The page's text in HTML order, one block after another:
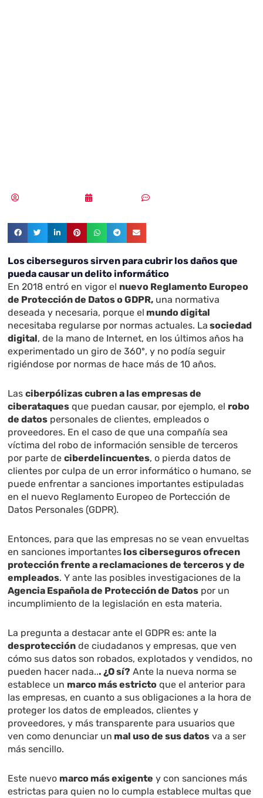
Los ciberseguros sirven para cubrir los daños que
pueda causar un delito informático
En 2018 entró en vigor el nuevo Reglamento Europeo
de Protección de Datos o GDPR, una normativa
deseada y necesaria, porque el mundo digital
necesitaba regularse por normas actuales. La sociedad
digital, de la mano de Internet, en los últimos años ha
experimentado un giro de 360º, y no podía seguir
rigiéndose por normas de hace más de 10 años.
Lasciberpólizas cubren a las empresas de
ciberataques que puedan causar, por ejemplo, el robo
de datos personales de clientes, empleados o
proveedores. En el caso de que una compañía sea
víctima del robo de información sensible de terceros
por parte deciberdelincuentes, o pierda datos de
clientes por culpa de un error informático o humano, se
puede enfrentar a sanciones importantes estipuladas
en el nuevo Reglamento Europeo de Portección de
Datos Personales (GDPR).
Entonces, para que las empresas no se vean envueltas
en sanciones importantes los ciberseguros ofrecen
protección frente a reclamaciones de terceros y de
empleados. Y ante las posibles investigaciones de la
Agencia Española de Protección de Datos por un
incumplimiento de la legislación en esta materia.
La pregunta a destacar ante el GDPR es: ante la
desprotección de ciudadanos y empresas, que ven
cómo sus datos son robados, explotados y vendidos, no
pueden hacer nada... ¿O sí? Ante la nueva norma se
establece un marco más estricto que el anterior para
las empresas, en cuanto a sus obligaciones a la hora de
proteger los datos de empleados, clientes y
proveedores, y más transparente para usuarios que
ven como denunciar un mal uso de sus datos va a ser
más sencillo.
Este nuevo marco más exigente y con sanciones más
estrictas para quien no lo cumpla establece multas que